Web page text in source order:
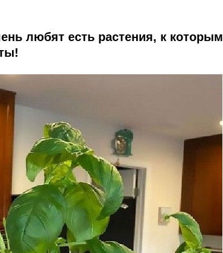
любят есть растения, к которым